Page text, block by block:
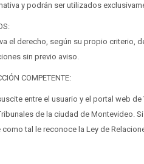
y podrán ser utilizados
el derecho, según su propio
sin previo aviso.
COMPETENTE:
entre el usuario y el portal web de
de la ciudad de Montevideo.
tal le reconoce la Ley de